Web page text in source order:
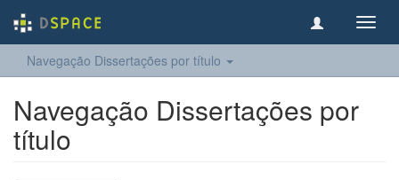
Navegação Dissertações por título
Navegação Dissertações por
título